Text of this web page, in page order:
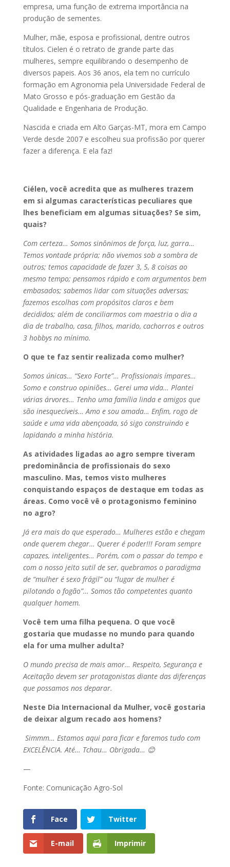
empresa, uma função de extrema importância na
produção de sementes.
Mulher, mãe, esposa e profissional, dentre outros
títulos. Cielen é o retrato de grande parte das
mulheres, sempre equilibrando o desempenho de
diversos papeis. Aos 36 anos, ela tem no currículo
formação em Agronomia pela Universidade Federal de
Mato Grosso e pós-graduação em Gestão da
Qualidade e Engenharia de Produção.
Nascida e criada em Alto Garças-MT, mora em Campo
Verde desde 2007 e escolheu sua profissão por querer
fazer a diferença. E ela faz!
Ciélen, você acredita que as mulheres trazem
em si algumas características peculiares que
lhes beneficiam em algumas situações? Se sim,
quais?
Com certeza… Somos sinônimos de força, luz, garra…
Temos vontade própria; não vivemos sob a sombra de
outros; temos capacidade de fazer 3, 5, 8 coisas ao
mesmo tempo; pensamos rápido e com argumentos bem
embasados; sabemos lidar com situações adversas;
fazemos escolhas com propósitos claros e bem
decididos; além de conciliarmos com maestria o dia a
dia de trabalho, casa, filhos, marido, cachorros e outros
3 hobbys no mínimo.
O que te faz sentir realizada como mulher?
Somos únicas… “Sexo Forte”… Profissionais ímpares…
Somo e construo opiniões… Gerei uma vida… Plantei
várias árvores… Tenho uma família linda e amigos que
são inesquecíveis… Amo e sou amada… Enfim, rogo de
saúde e uma vida abençoada, só sigo construindo e
lapidando a minha história.
As atividades ligadas ao agro sempre tiveram
predominância de profissionais do sexo
masculino. Mas, temos visto mulheres
conquistando espaços de destaque em todas as
áreas. Como você vê o protagonismo feminino
no agro?
Já era mais do que esperado… Mulheres estão e chegam
onde querem chegar… Querer é poder!!! Foram sempre
capazes, inteligentes… Porém, com o passar do tempo e
com o nosso jeito sutil de ser, quebramos o paradigma
de “mulher é sexo frágil” ou “lugar de mulher é
pilotando o fogão”… Somos tão competentes quanto
qualquer homem.
Você tem uma filha pequena. O que você
gostaria que mudasse no mundo para quando
ela for uma mulher adulta?
O mundo precisa de mais amor… Respeito, Segurança e
Aceitação devem ser protagonistas diante das diferenças
que possamos nos deparar.
Neste Dia Internacional da Mulher, você gostaria
de deixar algum recado aos homens?
Simmm… Estamos aqui para ficar e faremos tudo com
EXCELÊNCIA. Até… Tchau… Obrigada… 😊
—
Fonte: Comunicação Agro-Sol
Face Twitter
E-mail Imprimir